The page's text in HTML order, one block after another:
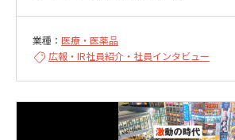
業種： 医療・医薬品
広報・IR社員紹介・社員インタビュー